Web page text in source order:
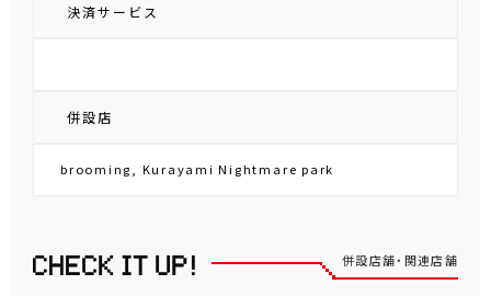
決済サービス
併設店
brooming, Kurayami Nightmare park
併設店舗・関連店舗